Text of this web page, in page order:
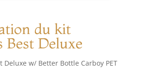
couvercle à œillet6
Fabriqué aux États-
Unis
du kit
Best Deluxe
Deluxe w/ Better Bottle Carboy PET